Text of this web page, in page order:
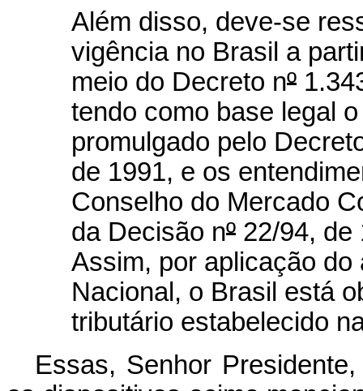
Além disso, deve-se
vigência no Brasil a
meio do Decreto nº
tendo como base legal
promulgado pelo
de 1991, e os
Conselho do Mercado
da Decisão nº 22/94, de
Assim, por aplicação do
Nacional, o Brasil está
tributário estabelecido
Essas, Senhor